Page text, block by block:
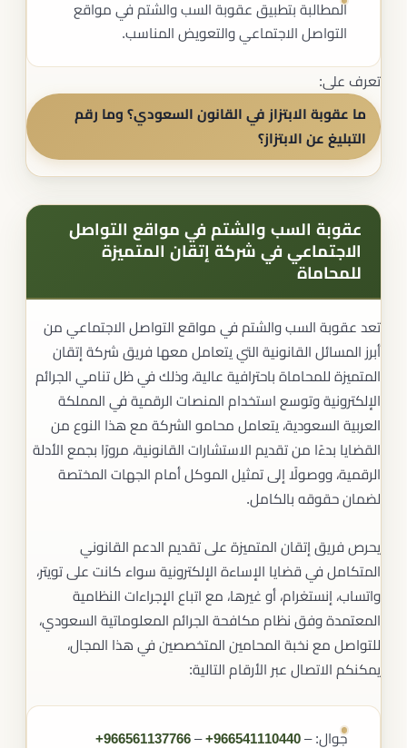
المطالبة بتطبيق عقوبة السب والشتم في مواقع
التواصل الاجتماعي والتعويض المناسب.
تعرف على:
ما عقوبة الابتزاز في القانون السعودي؟ وما رقم
التبليغ عن الابتزاز؟
عقوبة السب والشتم في مواقع التواصل
الاجتماعي في شركة إتقان المتميزة
للمحاماة
تعد عقوبة السب والشتم في مواقع التواصل الاجتماعي من
أبرز المسائل القانونية التي يتعامل معها فريق شركة إتقان
المتميزة للمحاماة باحترافية عالية، وذلك في ظل تنامي الجرائم
الإلكترونية وتوسع استخدام المنصات الرقمية في المملكة
العربية السعودية، يتعامل محامو الشركة مع هذا النوع من
القضايا بدءًا من تقديم الاستشارات القانونية، مرورًا بجمع الأدلة
الرقمية، ووصولًا إلى تمثيل الموكل أمام الجهات المختصة
لضمان حقوقه بالكامل.
يحرص فريق إتقان المتميزة على تقديم الدعم القانوني
المتكامل في قضايا الإساءة الإلكترونية سواء كانت على تويتر،
واتساب، إنستغرام، أو غيرها، مع اتباع الإجراءات النظامية
المعتمدة وفق نظام مكافحة الجرائم المعلوماتية السعودي،
للتواصل مع نخبة المحامين المتخصصين في هذا المجال،
يمكنكم الاتصال عبر الأرقام التالية:
جوال: ‎‎ +966561137766 – ‎+966541110440 –